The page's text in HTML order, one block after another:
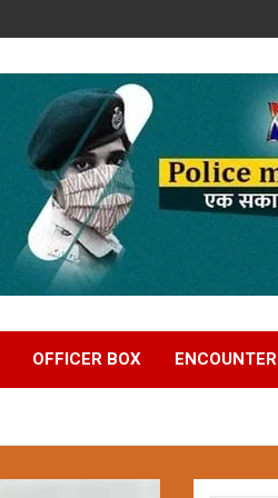
OFFICER BOX ENCOUNTER